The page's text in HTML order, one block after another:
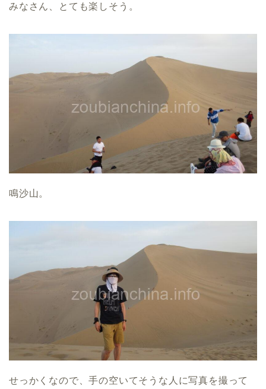
みなさん、とても楽しそう。
鳴沙山。
せっかくなので、手の空いてそうな人に写真を撮って